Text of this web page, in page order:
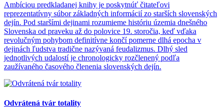
Ambíciou predkladanej knihy je poskytnúť čitateľovi
reprezentatívny súbor základných informácií zo starších slovenských
dejín. Pod staršími dejinami rozumieme históriu územia dnešného
Slovenska od praveku až do polovice 19. storočia, keď vďaka
revolučným pohybom definitívne končí pomerne dlhá epocha v
dejinách ľudstva tradične nazývaná feudalizmus. Dlhý sled
jednotlivých udalostí je chronologicky rozčlenený podľa
zaužívaného časového členenia slovenských dejín.
Odvrátená tvár totality